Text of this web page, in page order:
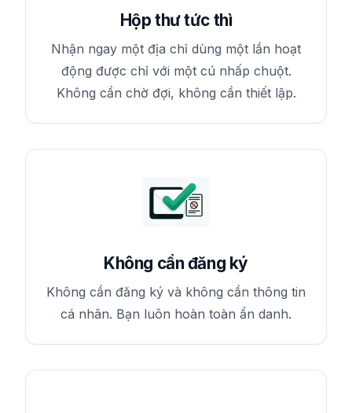
Hộp thư tức thì
Nhận ngay một địa chỉ dùng một lần hoạt
động được chỉ với một cú nhấp chuột.
Không cần chờ đợi, không cần thiết lập.
Không cần đăng ký
Không cần đăng ký và không cần thông tin
cá nhân. Bạn luôn hoàn toàn ẩn danh.